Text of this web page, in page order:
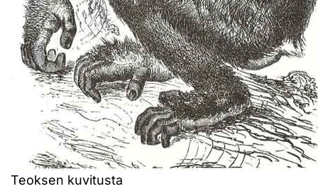
Teoksen kuvitusta